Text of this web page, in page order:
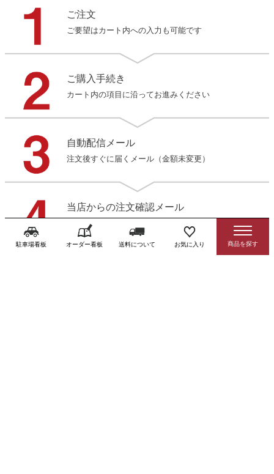
駐車場看板 オーダー看板 送料について お気に入り
ご注文
ご要望はカート内への入力も可能です
ご購入手続き
カート内の項目に沿ってお進みください
自動配信メール
注文後すぐに届くメール（金額未変更）
当店からの注文確認メール
お客様の最終確定の注文内容です